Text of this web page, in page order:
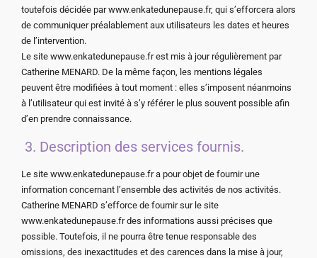
toutefois décidée par www.enkatedunepause.fr, qui s’efforcera alors
de communiquer préalablement aux utilisateurs les dates et heures
de l’intervention.
Le site www.enkatedunepause.fr est mis à jour régulièrement par
Catherine MENARD. De la même façon, les mentions légales
peuvent être modifiées à tout moment : elles s’imposent néanmoins
à l’utilisateur qui est invité à s’y référer le plus souvent possible afin
d’en prendre connaissance.
3. Description des services fournis.
Le site www.enkatedunepause.fr a pour objet de fournir une
information concernant l’ensemble des activités de nos activités.
Catherine MENARD s’efforce de fournir sur le site
www.enkatedunepause.fr des informations aussi précises que
possible. Toutefois, il ne pourra être tenue responsable des
omissions, des inexactitudes et des carences dans la mise à jour,